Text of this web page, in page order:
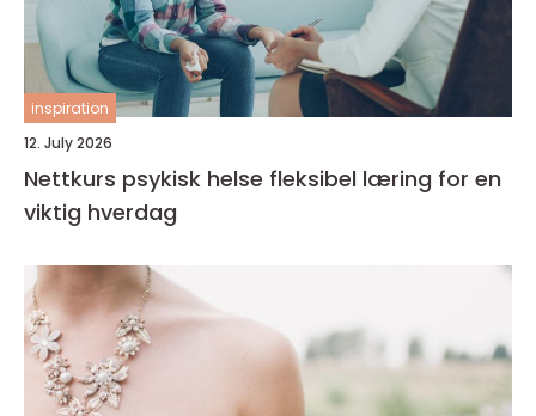
inspiration
12. July 2026
Nettkurs psykisk helse fleksibel læring for en
viktig hverdag